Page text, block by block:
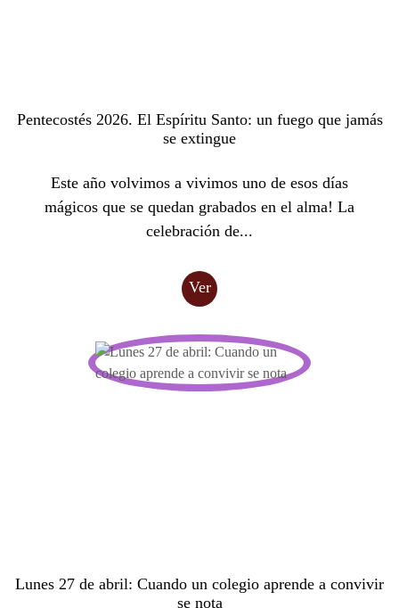
Pentecostés 2026. El Espíritu Santo: un fuego que jamás
se extingue
Este año volvimos a vivimos uno de esos días
mágicos que se quedan grabados en el alma! La
celebración de...
Ver
Lunes 27 de abril: Cuando un colegio aprende a convivir
se nota